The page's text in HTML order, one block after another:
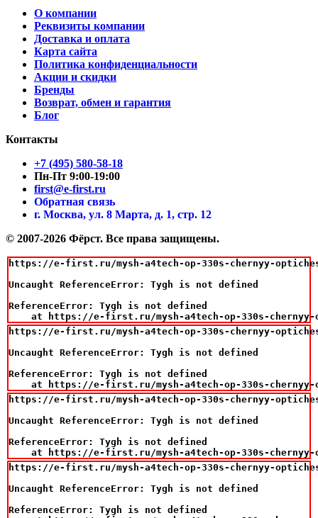
О компании
Реквизиты компании
Доставка и оплата
Карта сайта
Политика конфиденциальности
Акции и скидки
Бренды
Возврат, обмен и гарантия
Блог
Контакты
+7 (495) 580-58-18
Пн-Пт 9:00-19:00
first@e-first.ru
Обратная связь
г. Москва, ул. 8 Марта, д. 1, стр. 12
© 2007-2026 Фёрст. Все права защищены.
https://e-first.ru/mysh-a4tech-op-330s-chernyy-
Uncaught ReferenceError: Tygh is not defined
ReferenceError: Tygh is not defined
at https://e-first.ru/mysh-a4tech-op-330s-
https://e-first.ru/mysh-a4tech-op-330s-chernyy-
Uncaught ReferenceError: Tygh is not defined
ReferenceError: Tygh is not defined
at https://e-first.ru/mysh-a4tech-op-330s-
https://e-first.ru/mysh-a4tech-op-330s-chernyy-
Uncaught ReferenceError: Tygh is not defined
ReferenceError: Tygh is not defined
at https://e-first.ru/mysh-a4tech-op-330s-
https://e-first.ru/mysh-a4tech-op-330s-chernyy-
Uncaught ReferenceError: Tygh is not defined
ReferenceError: Tygh is not defined